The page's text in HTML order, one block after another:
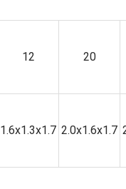
12 20
1.6x1.3x1.7 2.0x1.6x1.7